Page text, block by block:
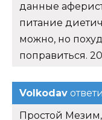
данные
питание
можно, но
поправиться.
Volkodav
Простой